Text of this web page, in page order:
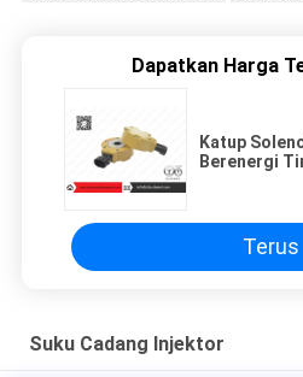
Dapatkan Harga
Katup
Berenergi
Terus
Suku Cadang Injektor